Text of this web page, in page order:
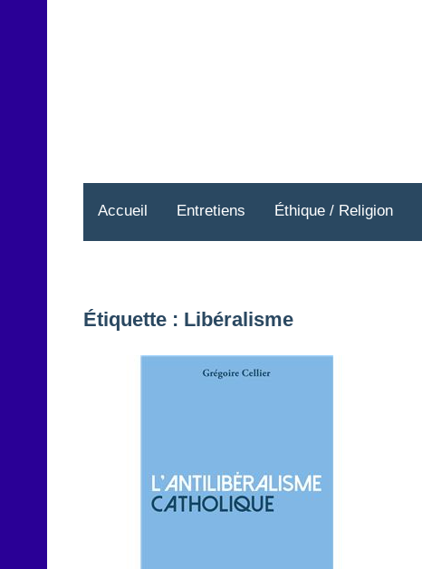
Accueil Entretiens Éthique / Religion
Étiquette : Libéralisme